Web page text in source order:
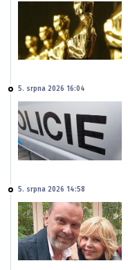
5. srpna 2026 16:04
5. srpna 2026 14:58